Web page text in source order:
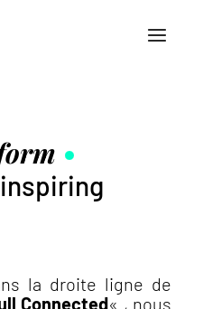
la droite ligne de
Connected« , nous